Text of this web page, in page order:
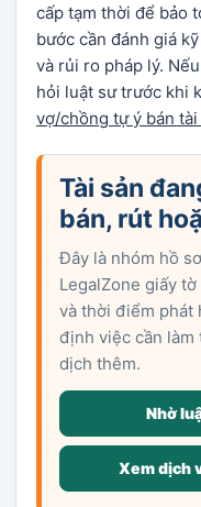
cấp tạm thời để bảo
bước cần đánh giá
và rủi ro pháp lý.
hỏi luật sư trước khi
vợ/chồng tự ý bán
Tài sản
bán, rút
Đây là nhóm hồ
LegalZone giấy
và thời điểm phát
định việc cần làm
dịch thêm.
Nhờ
Xem dịch